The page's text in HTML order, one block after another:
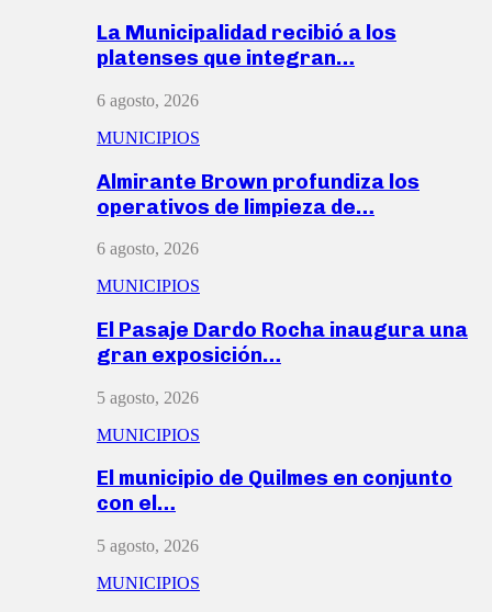
La Municipalidad recibió a los
platenses que integran…
6 agosto, 2026
MUNICIPIOS
Almirante Brown profundiza los
operativos de limpieza de…
6 agosto, 2026
MUNICIPIOS
El Pasaje Dardo Rocha inaugura una
gran exposición…
5 agosto, 2026
MUNICIPIOS
El municipio de Quilmes en conjunto
con el…
5 agosto, 2026
MUNICIPIOS